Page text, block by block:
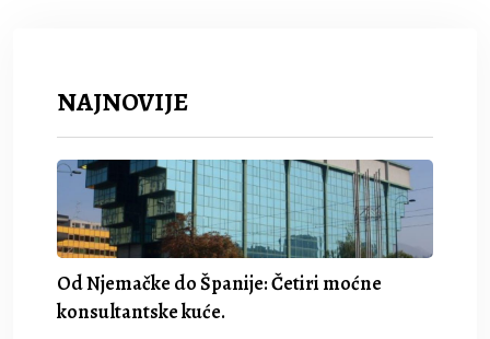
NAJNOVIJE
Od Njemačke do Španije: Četiri moćne
konsultantske kuće.